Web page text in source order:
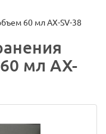
60 мл AX-SV-38
мл AX-